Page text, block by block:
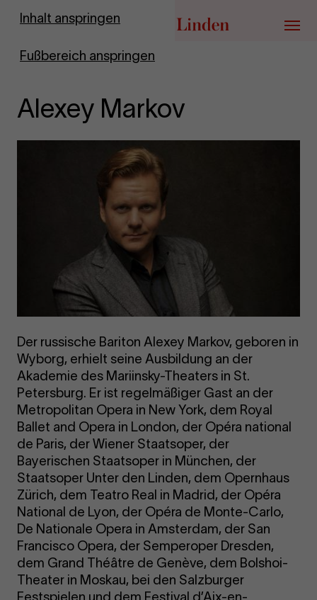
Inhalt anspringen
Fußbereich anspringen
Zur Startseite
Menü
Alexey Markov
Der russische Bariton Alexey Markov, geboren in
Wyborg, erhielt seine Ausbildung an der
Akademie des Mariinsky-Theaters in St.
Petersburg. Er ist regelmäßiger Gast an der
Metropolitan Opera in New York, dem Royal
Ballet and Opera in London, der Opéra national
de Paris, der Wiener Staatsoper, der
Bayerischen Staatsoper in München, der
Staatsoper Unter den Linden, dem Opernhaus
Zürich, dem Teatro Real in Madrid, der Opéra
National de Lyon, der Opéra de Monte-Carlo,
De Nationale Opera in Amsterdam, der San
Francisco Opera, der Semperoper Dresden,
dem Grand Théâtre de Genève, dem Bolshoi-
Theater in Moskau, bei den Salzburger
Festspielen und dem Festival d’Aix-en-